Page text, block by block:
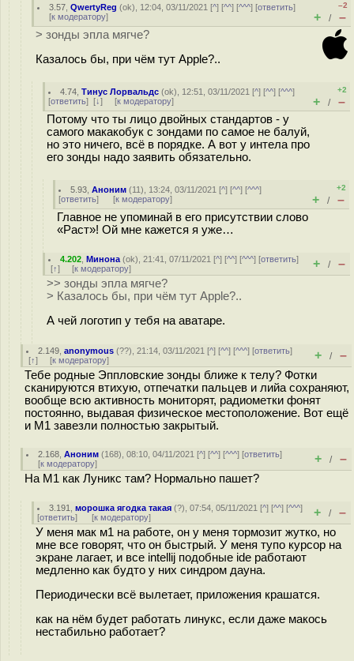
3.57 ,QwertyReg (ok), 12:04, 03/11/2021 [^] [^^] [^^^] [ответить]
[к модератору]
–2
+ / –
> зонды эпла мягче?
Казалось бы, при чём тут Apple?..
4.74 ,Тинус Лорвальдс (ok), 12:51, 03/11/2021 [^] [^^] [^^^]
[ответить] [↓] [к модератору]
+2
+ / –
Потому что ты лицо двойных стандартов - у
самого макакобук с зондами по самое не балуй,
но это ничего, всё в порядке. А вот у интела про
его зонды надо заявить обязательно.
5.93 ,Аноним (11), 13:24, 03/11/2021 [^] [^^] [^^^]
[ответить] [к модератору]
+2
+ / –
Главное не упоминай в его присутствии слово
«Раст»! Ой мне кажется я уже…
4.202 ,Минона (ok), 21:41, 07/11/2021 [^] [^^] [^^^] [ответить]
[↑] [к модератору] + / –
>> зонды эпла мягче?
> Казалось бы, при чём тут Apple?..
А чей логотип у тебя на аватаре.
2.149 ,anonymous (??), 21:14, 03/11/2021 [^] [^^] [^^^] [ответить]
[↑] [к модератору] + / –
Тебе родные Эппловские зонды ближе к телу? Фотки
сканируются втихую, отпечатки пальцев и лийа сохраняют,
вообще всю активность мониторят, радиометки фонят
постоянно, выдавая физическое местоположение. Вот ещё
и М1 завезли полностью закрытый.
2.168 ,Аноним (168), 08:10, 04/11/2021 [^] [^^] [^^^] [ответить]
[к модератору] + / –
На М1 как Луникс там? Нормально пашет?
3.191 ,морошка ягодка такая (?), 07:54, 05/11/2021 [^] [^^] [^^^]
[ответить] [к модератору] + / –
У меня мак м1 на работе, он у меня тормозит жутко, но
мне все говорят, что он быстрый. У меня тупо курсор на
экране лагает, и все intellij подобные ide работают
медленно как будто у них синдром дауна.
Периодически всё вылетает, приложения крашатся.
как на нём будет работать линукс, если даже макось
нестабильно работает?